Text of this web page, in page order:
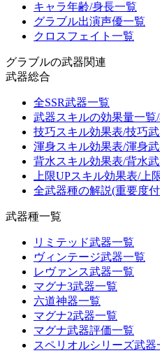
キャラ年齢/身長一覧
グラブル出演声優一覧
クロスフェイト一覧
グラブルの武器関連
武器総合
全SSR武器一覧
武器スキルの効果量一覧
技巧スキル効果表/技巧
渾身スキル効果表/渾身
背水スキル効果表/背水
上限UPスキル効果表/上
全武器種の解説(重要度
武器種一覧
リミテッド武器一覧
ヴィンテージ武器一覧
レヴァンス武器一覧
マグナ3武器一覧
六道神器一覧
マグナ2武器一覧
マグナ武器評価一覧
スペリオルシリーズ武器